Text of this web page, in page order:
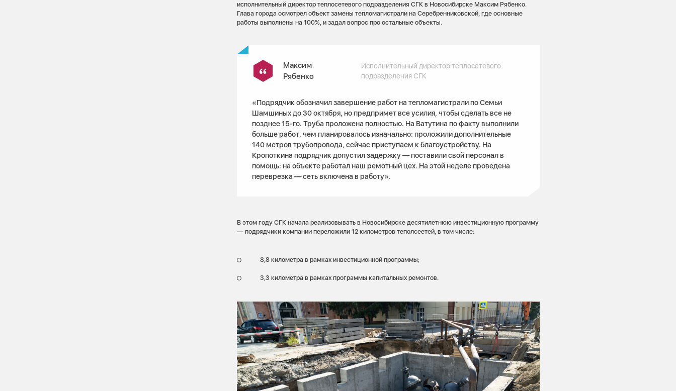
исполнительный директор теплосетевого подразделения СГК в Новосибирске Максим Рябенко.
Глава города осмотрел объект замены тепломагистрали на Серебренниковской, где основные
работы выполнены на 100%, и задал вопрос про остальные объекты.
Максим
Рябенко
Исполнительный директор теплосетевого
подразделения СГК
«Подрядчик обозначил завершение работ на тепломагистрали по Семьи
Шамшиных до 30 октября, но предпримет все усилия, чтобы сделать все не
позднее 15-го. Труба проложена полностью. На Ватутина по факту выполнили
больше работ, чем планировалось изначально: проложили дополнительные
140 метров трубопровода, сейчас приступаем к благоустройству. На
Кропоткина подрядчик допустил задержку — поставили свой персонал в
помощь: на объекте работал наш ремотный цех. На этой неделе проведена
переврезка — сеть включена в работу».
В этом году СГК начала реализовывать в Новосибирске десятилетнюю инвестиционную программу
— подрядчики компании переложили 12 километров теполсеетей, в том числе:
8,8 километра в рамках инвестиционной программы;
3,3 километра в рамках программы капитальных ремонтов.